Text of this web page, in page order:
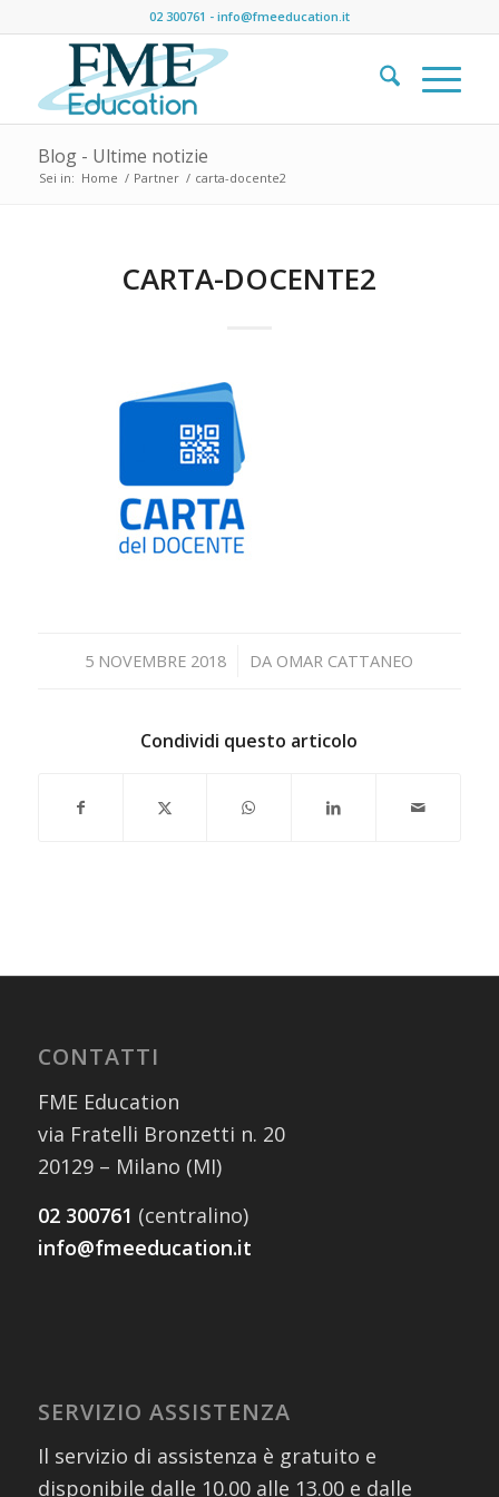
02 300761 - info@fmeeducation.it
Blog - Ultime notizie
Sei in: Home / Partner / carta-docente2
CARTA-DOCENTE2
5 NOVEMBRE 2018
/ DA OMAR CATTANEO
Condividi questo articolo
CONTATTI
FME Education
via Fratelli Bronzetti n. 20
20129 – Milano (MI)
02 300761 (centralino)
info@fmeeducation.it
SERVIZIO ASSISTENZA
Il servizio di assistenza è gratuito e
disponibile dalle 10.00 alle 13.00 e dalle